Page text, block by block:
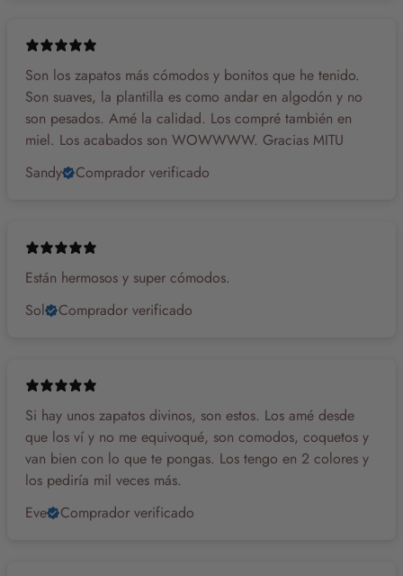
Son los zapatos más cómodos y bonitos que he tenido.
Son suaves, la plantilla es como andar en algodón y no
son pesados. Amé la calidad. Los compré también en
miel. Los acabados son WOWWWW. Gracias MITU
Sandy
Comprador verificado
Están hermosos y super cómodos.
Sol
Comprador verificado
Si hay unos zapatos divinos, son estos. Los amé desde
que los ví y no me equivoqué, son comodos, coquetos y
van bien con lo que te pongas. Los tengo en 2 colores y
los pediría mil veces más.
Eve
Comprador verificado